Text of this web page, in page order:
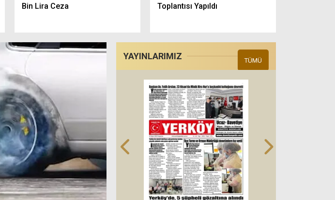
Bin Lira Ceza
Toplantısı Yapıldı
Türkiye İttifakı Partisi
YAYINLARIMIZ TÜMÜ